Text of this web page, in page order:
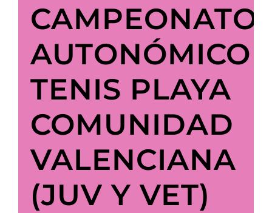
CAMPEONATO
AUTONÓMICO
TENIS PLAYA
COMUNIDAD
VALENCIANA
(JUV Y VET)